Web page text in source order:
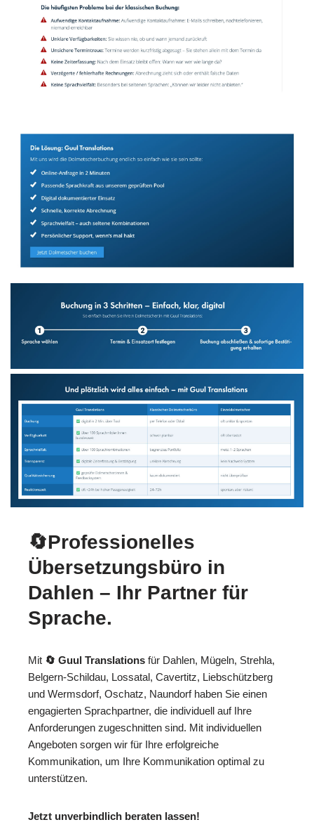
🔄Professionelles
Übersetzungsbüro in
Dahlen – Ihr Partner für
Sprache.
Mit 🔄 Guul Translations für Dahlen, Mügeln, Strehla,
Belgern-Schildau, Lossatal, Cavertitz, Liebschützberg
und Wermsdorf, Oschatz, Naundorf haben Sie einen
engagierten Sprachpartner, die individuell auf Ihre
Anforderungen zugeschnitten sind. Mit individuellen
Angeboten sorgen wir für Ihre erfolgreiche
Kommunikation, um Ihre Kommunikation optimal zu
unterstützen.
Jetzt unverbindlich beraten lassen!